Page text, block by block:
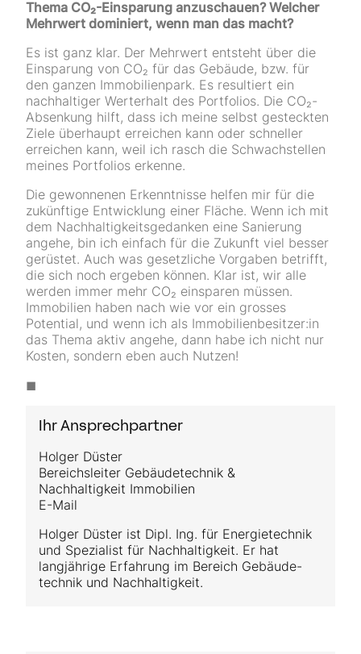
Thema CO₂-Einsparung anzuschauen? Welcher
Mehrwert dominiert, wenn man das macht?
Es ist ganz klar. Der Mehrwert entsteht über die
Einsparung von CO₂ für das Gebäude, bzw. für
den ganzen Immobilienpark. Es resultiert ein
nachhaltiger Werterhalt des Portfolios. Die CO₂-
Absenkung hilft, dass ich meine selbst gesteckten
Ziele überhaupt erreichen kann oder schneller
erreichen kann, weil ich rasch die Schwachstellen
meines Portfolios erkenne.
Die gewonnenen Erkenntnisse helfen mir für die
zukünftige Entwicklung einer Fläche. Wenn ich mit
dem Nachhaltigkeitsgedanken eine Sanierung
angehe, bin ich einfach für die Zukunft viel besser
gerüstet. Auch was gesetzliche Vorgaben betrifft,
die sich noch ergeben können. Klar ist, wir alle
werden immer mehr CO₂ einsparen müssen.
Immobilien haben nach wie vor ein grosses
Potential, und wenn ich als Immobilienbesitzer:in
das Thema aktiv angehe, dann habe ich nicht nur
Kosten, sondern eben auch Nutzen!
◼︎
Ihr Ansprechpartner
Holger Düster
Bereichsleiter Gebäudetechnik &
Nachhaltigkeit Immobilien
E-Mail
Holger Düster ist Dipl. Ing. für Energietechnik
und Spezialist für Nachhaltigkeit. Er hat
langjährige Erfahrung im Bereich Gebäude-
technik und Nachhaltigkeit.